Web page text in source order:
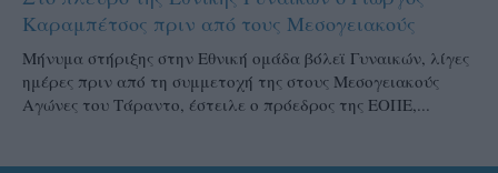
Καραμπέτσος πριν από τους Μεσογειακούς
Μήνυμα στήριξης στην Εθνική ομάδα βόλεϊ Γυναικών, λίγες
ημέρες πριν από τη συμμετοχή της στους Μεσογειακούς
Αγώνες του Τάραντο, έστειλε ο πρόεδρος της ΕΟΠΕ,...